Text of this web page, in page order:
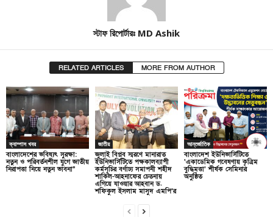
স্টাফ রিপোর্টারঃ MD Ashik
RELATED ARTICLES MORE FROM AUTHOR
ক্যাম্পাস খবর
বাংলাদেশের ভবিষ্যৎ সুরক্ষা:
নতুন ও পরিবর্তনশীল যুগে জাতীয়
নিরাপত্তা নিয়ে নতুন ভাবনা”
জাতীয়
জুলাই বিপ্লব স্মরণে মানারাত
ইউনিভার্সিটিতে পক্ষকালব্যাপী
কর্মসূচির বর্ণাঢ্য সমাপনী শহীদ
শাকিল-আহনাফের চেতনায়
এগিয়ে যাওয়ার আহবান ড.
শফিকুল ইসলাম মাসুদ এমপি’র
আন্তর্জাতিক
বাংলাদেশ ইউনিভার্সিটিতে
‘একাডেমিক গবেষণায় কৃত্রিম
বুদ্ধিমত্তা’ শীর্ষক সেমিনার
অনুষ্ঠিত